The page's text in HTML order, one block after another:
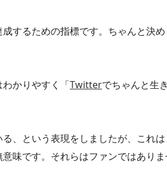
成するための指標です。ちゃんと決め
わかりやすく「Twitterでちゃんと生
、という表現をしましたが、これ
味です。それらはファンではありま